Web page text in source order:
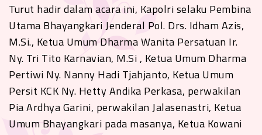
Turut hadir dalam acara ini, Kapolri selaku Pembina
Utama Bhayangkari Jenderal Pol. Drs. Idham Azis,
M.Si., Ketua Umum Dharma Wanita Persatuan Ir.
Ny. Tri Tito Karnavian, M.Si , Ketua Umum Dharma
Pertiwi Ny. Nanny Hadi Tjahjanto, Ketua Umum
Persit KCK Ny. Hetty Andika Perkasa, perwakilan
Pia Ardhya Garini, perwakilan Jalasenastri, Ketua
Umum Bhayangkari pada masanya, Ketua Kowani